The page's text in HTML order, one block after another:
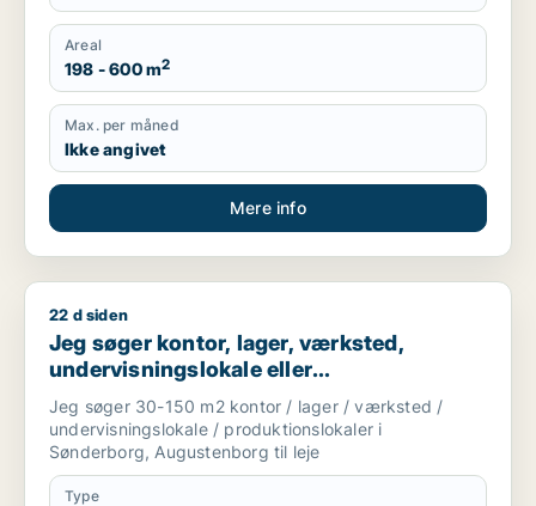
Areal
198 - 600 m2
Max. per måned
Ikke angivet
Mere info
Jeg søger kontor, lager, værksted, undervisningslokale
22 d siden
Jeg søger kontor, lager, værksted,
undervisningslokale eller
produktionslokaler til leje i Sønderborg
eller Augustenborg
Jeg søger 30-150 m2 kontor / lager / værksted /
undervisningslokale / produktionslokaler i
Sønderborg, Augustenborg til leje
Type